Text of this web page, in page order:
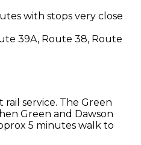
with stops very close
39A, Route 38, Route
rail service. The Green
Green and Dawson
5 minutes walk to